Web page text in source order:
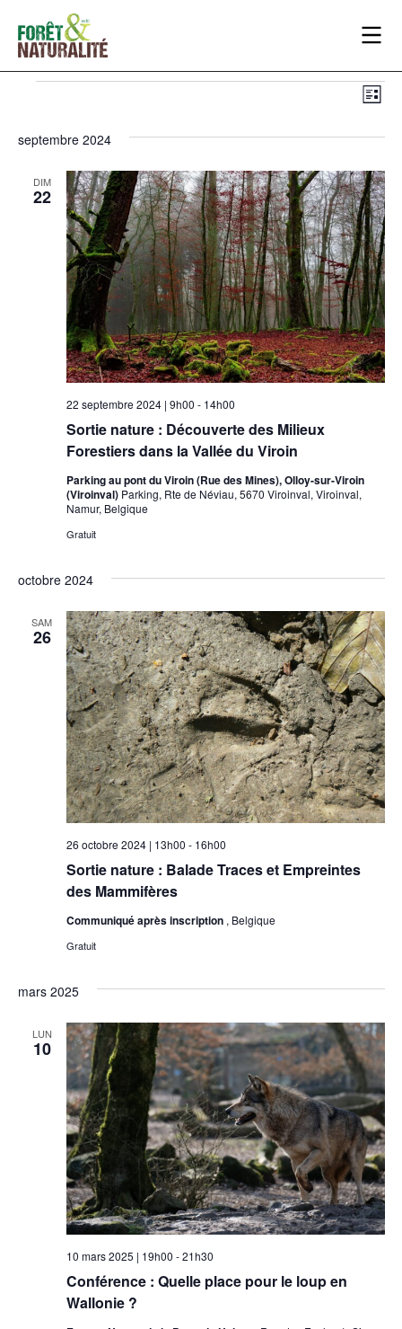
Liste
septembre 2024
DIM
22
Sortie nature : Découverte des Milieux
Forestiers dans la Vallée du Viroin
22 septembre 2024 | 9h00 - 14h00
Parking au pont du Viroin (Rue des Mines), Olloy-sur-Viroin
(Viroinval) Parking, Rte de Néviau, 5670 Viroinval, Viroinval,
Namur, Belgique
Gratuit
octobre 2024
SAM
26
Sortie nature : Balade Traces et Empreintes
des Mammifères
26 octobre 2024 | 13h00 - 16h00
Communiqué après inscription , Belgique
Gratuit
mars 2025
LUN
10
Conférence : Quelle place pour le loup en
Wallonie ?
10 mars 2025 | 19h00 -21h30